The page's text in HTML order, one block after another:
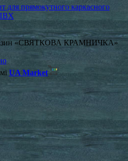
для прямокутного каркасного
«СВЯТКОВА КРАМНИЧКА»
UA Market